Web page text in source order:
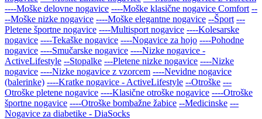
----Moške delovne nogavice ----Moške klasične nogavice Comfort --
--Moške nizke nogavice ----Moške elegantne nogavice --Šport ---
Pletene športne nogavice ----Multisport nogavice ----Kolesarske
nogavice ----Tekaške nogavice ----Nogavice za hojo ----Pohodne
nogavice ----Smučarske nogavice ----Nizke nogavice -
ActiveLifestyle --Stopalke ---Pletene nizke nogavice ----Nizke
nogavice ----Nizke nogavice z vzorcem ----Nevidne nogavice
(balerinke) ----Kratke nogavice - ActiveLifestyle --Otroške ---
Otroške pletene nogavice ----Klasične otroške nogavice ----Otroške
športne nogavice ----Otroške bombažne žabice --Medicinske ---
Nogavice za diabetike - DiaSocks